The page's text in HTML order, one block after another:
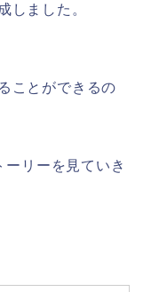
しました。
ことができるの
リーを見ていき